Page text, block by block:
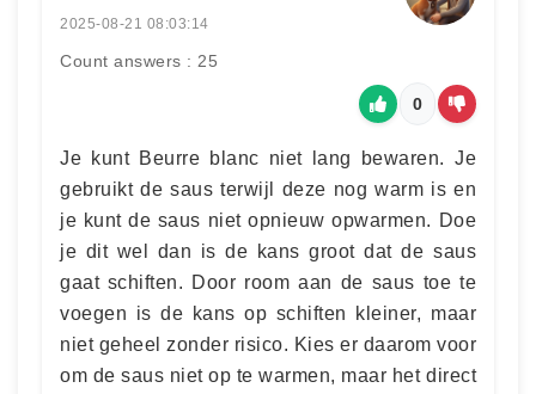
2025-08-21 08:03:14
Count answers : 25
0
Je kunt Beurre blanc niet lang bewaren. Je
gebruikt de saus terwijl deze nog warm is en
je kunt de saus niet opnieuw opwarmen. Doe
je dit wel dan is de kans groot dat de saus
gaat schiften. Door room aan de saus toe te
voegen is de kans op schiften kleiner, maar
niet geheel zonder risico. Kies er daarom voor
om de saus niet op te warmen, maar het direct